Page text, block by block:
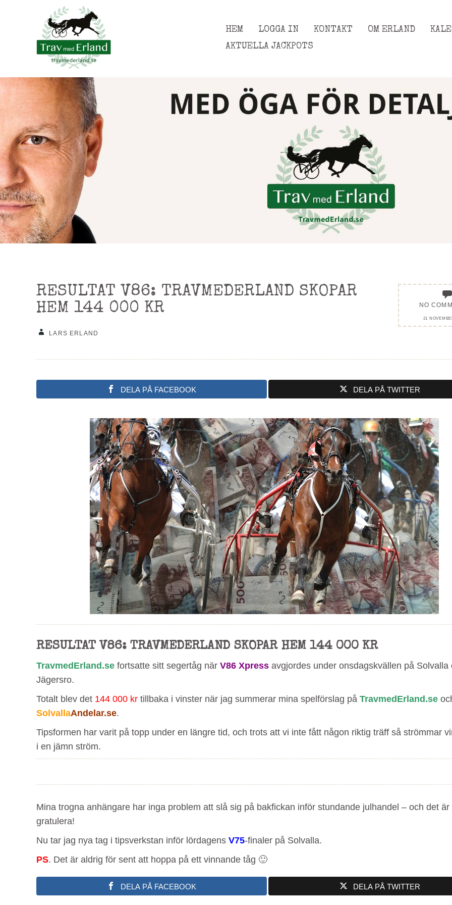
HEM LOGGA IN KONTAKT OM ERLAND
AKTUELLA JACKPOTS
RESULTAT V86: TRAVMEDERLAND SKOPAR
HEM 144 000 KR
LARS ERLAND
NO
21
DELA PÅ FACEBOOK DELA PÅ TWITTER
RESULTAT V86: TRAVMEDERLAND SKOPAR HEM 144 000 KR
TravmedErland.se fortsatte sitt segertåg när V86 Xpress avgjordes under onsdagskvällen på Solvalla
Jägersro.
Totalt blev det 144 000 kr tillbaka i vinster när jag summerar mina spelförslag på TravmedErland.se
SolvallaAndelar.se.
Tipsformen har varit på topp under en längre tid, och trots att vi inte fått någon riktig träff så strömmar
i en jämn ström.
Mina trogna anhängare har inga problem att slå sig på bakfickan inför stundande julhandel – och det är
gratulera!
Nu tar jag nya tag i tipsverkstan inför lördagens V75-finaler på Solvalla.
PS. Det är aldrig för sent att hoppa på ett vinnande tåg 🙂
DELA PÅ FACEBOOK DELA PÅ TWITTER